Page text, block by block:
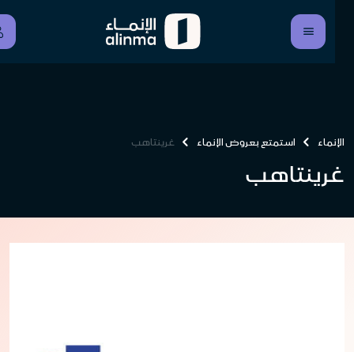
الإنماء استمتع بعروض الإنماء غرينتاهب
غرينتاهب